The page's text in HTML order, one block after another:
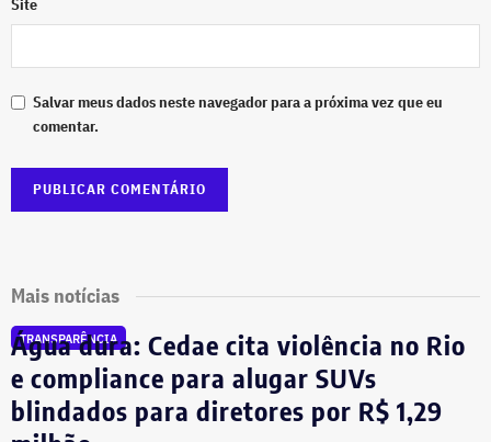
Site
Salvar meus dados neste navegador para a próxima vez que eu
comentar.
Mais notícias
TRANSPARÊNCIA
Água dura: Cedae cita violência no Rio
e compliance para alugar SUVs
blindados para diretores por R$ 1,29